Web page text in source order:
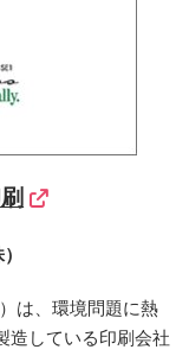
は、環境問題に熱
造している印刷会社